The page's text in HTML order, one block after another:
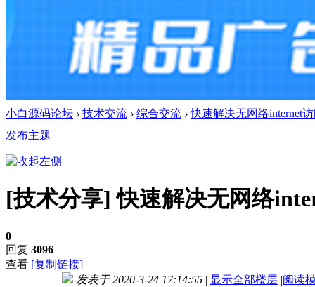
小白源码论坛 › 技术交流 › 综合交流 › 快速解决无网络internet
发布主题
[技术分享]快速解决无网络
0
回复 3096
查看 [复制链接]
发表于 2020-3-24 17:14:55 | 显示全部楼层 |阅读